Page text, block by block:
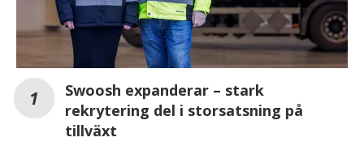
Swoosh expanderar – stark
rekrytering del i storsatsning på
tillväxt